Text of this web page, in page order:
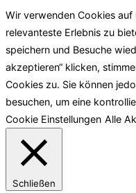
Wir verwenden Cookies auf
relevanteste Erlebnis zu
speichern und Besuche
akzeptieren“ klicken,
Cookies zu. Sie können
besuchen, um eine
Cookie Einstellungen Alle
Schließen